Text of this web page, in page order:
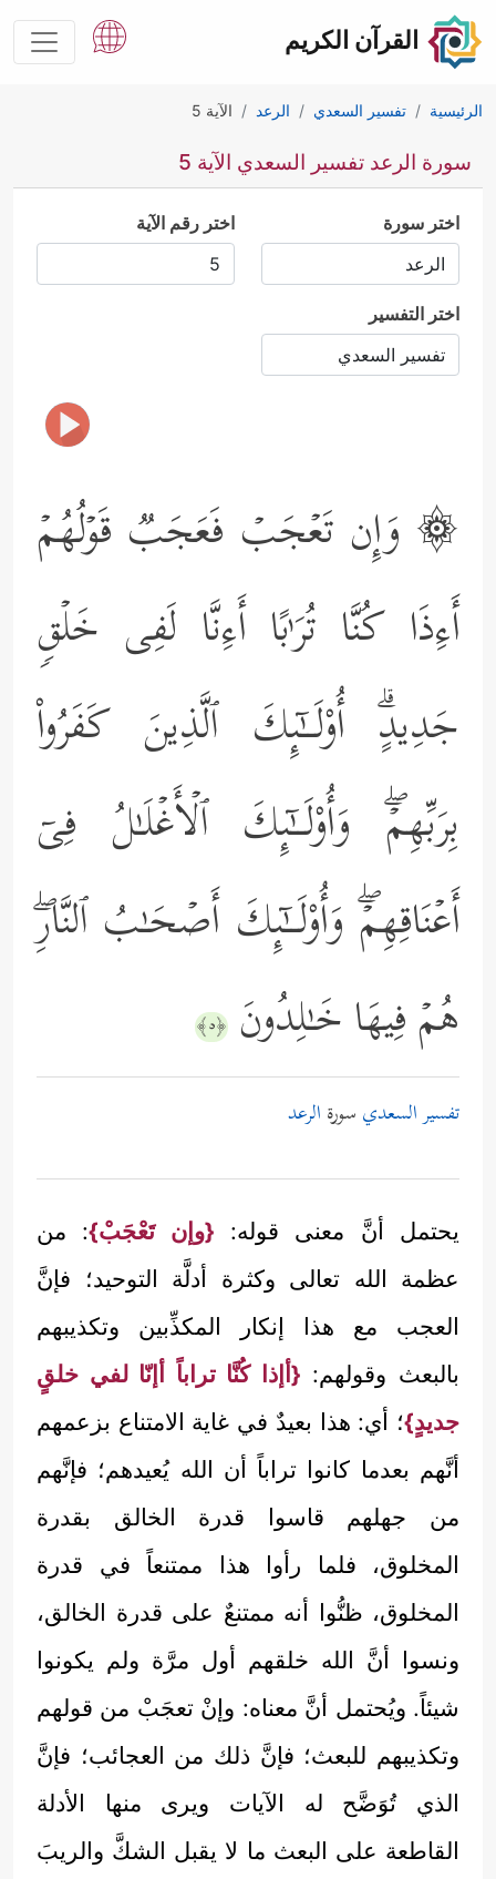
القرآن الكريم
الرئيسية تفسير السعدي الرعد الآية 5
سورة الرعد تفسير السعدي الآية 5
اختر سورة اختر رقم الآية
اختر التفسير
۞ وَإِن تَعۡجَبۡ فَعَجَبࣱ قَوۡلُهُمۡ
أَءِذَا كُنَّا تُرَ ٰ⁠بًا أَءِنَّا لَفِی خَلۡقࣲ
جَدِیدٍۗ أُوْلَــٰۤىِٕكَ ٱلَّذِینَ كَفَرُواْ
بِرَبِّهِمۡۖ وَأُوْلَــٰۤىِٕكَ ٱلۡأَغۡلَـٰلُ فِیۤ
أَعۡنَاقِهِمۡۖ وَأُوْلَــٰۤىِٕكَ أَصۡحَـٰبُ ٱلنَّارِۖ
هُمۡ فِیهَا خَـٰلِدُونَ ﴿٥﴾
تفسير السعدي سورة الرعد
يحتمل أنَّ معنى قوله: {وإن تَعْجَبْ}: من
عظمة الله تعالى وكثرة أدلَّة التوحيد؛ فإنَّ
العجب مع هذا إنكار المكذِّبين وتكذيبهم
بالبعث وقولهم: {أإذا كُنَّا تراباً أإنّا لفي خلقٍ
جديدٍ}؛ أي: هذا بعيدٌ في غاية الامتناع بزعمهم
أنَّهم بعدما كانوا تراباً أن الله يُعيدهم؛ فإنَّهم
من جهلهم قاسوا قدرة الخالق بقدرة
المخلوق، فلما رأوا هذا ممتنعاً في قدرة
المخلوق، ظنُّوا أنه ممتنعٌ على قدرة الخالق،
ونسوا أنَّ الله خلقهم أول مرَّة ولم يكونوا
شيئاً. ويُحتمل أنَّ معناه: وإنْ تعجَبْ من قولهم
وتكذيبهم للبعث؛ فإنَّ ذلك من العجائب؛ فإنَّ
الذي تُوَضَّح له الآيات ويرى منها الأدلة
القاطعة على البعث ما لا يقبل الشكَّ والريبَ